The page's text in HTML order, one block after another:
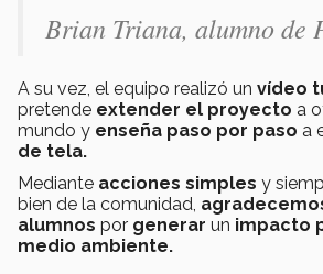
Brian Triana, alumno de
A su vez, el equipo realizó un vídeo
pretende extender el proyecto a
mundo y enseña paso por paso a
de tela.
Mediante acciones simples y
bien de la comunidad,
alumnos por generar un impacto
medio ambiente.